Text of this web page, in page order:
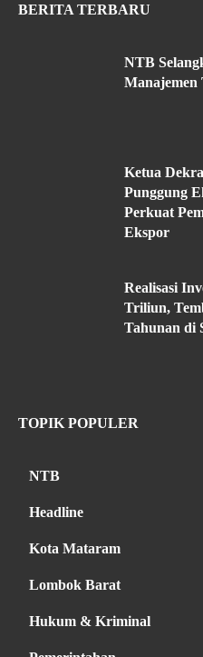
BERITA TERBARU
NTB
Manajemen
Ketua
Punggung
Perkuat
Ekspor
Realisasi
Triliun,
Tahunan di
TOPIK POPULER
NTB
Headline
Kota Mataram
Lombok Barat
Hukum & Kriminal